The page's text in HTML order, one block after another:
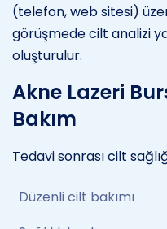
(telefon, web sitesi)
görüşmede cilt analizi
oluşturulur.
Akne Lazeri
Bakım
Tedavi sonrası cilt
Düzenli cilt bakımı